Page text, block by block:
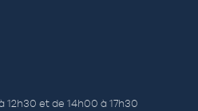
et de 14h00 à 17h30